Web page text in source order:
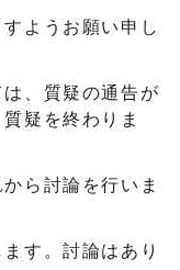
ようお願い申し
、質疑の通告が
疑を終わりま
討論を行いま
す。討論はあり